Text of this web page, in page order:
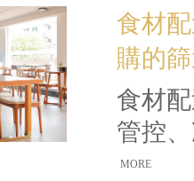
食材配
購的
食材
管控
(yīng)
MORE